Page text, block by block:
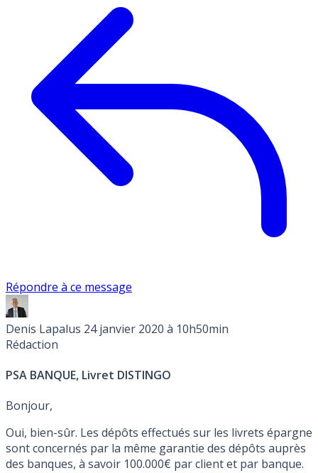
Répondre à ce message
Denis Lapalus 24 janvier 2020 à 10h50min
Rédaction
PSA BANQUE, Livret DISTINGO
Bonjour,
Oui, bien-sûr. Les dépôts effectués sur les livrets épargne
sont concernés par la même garantie des dépôts auprès
des banques, à savoir 100.000€ par client et par banque.